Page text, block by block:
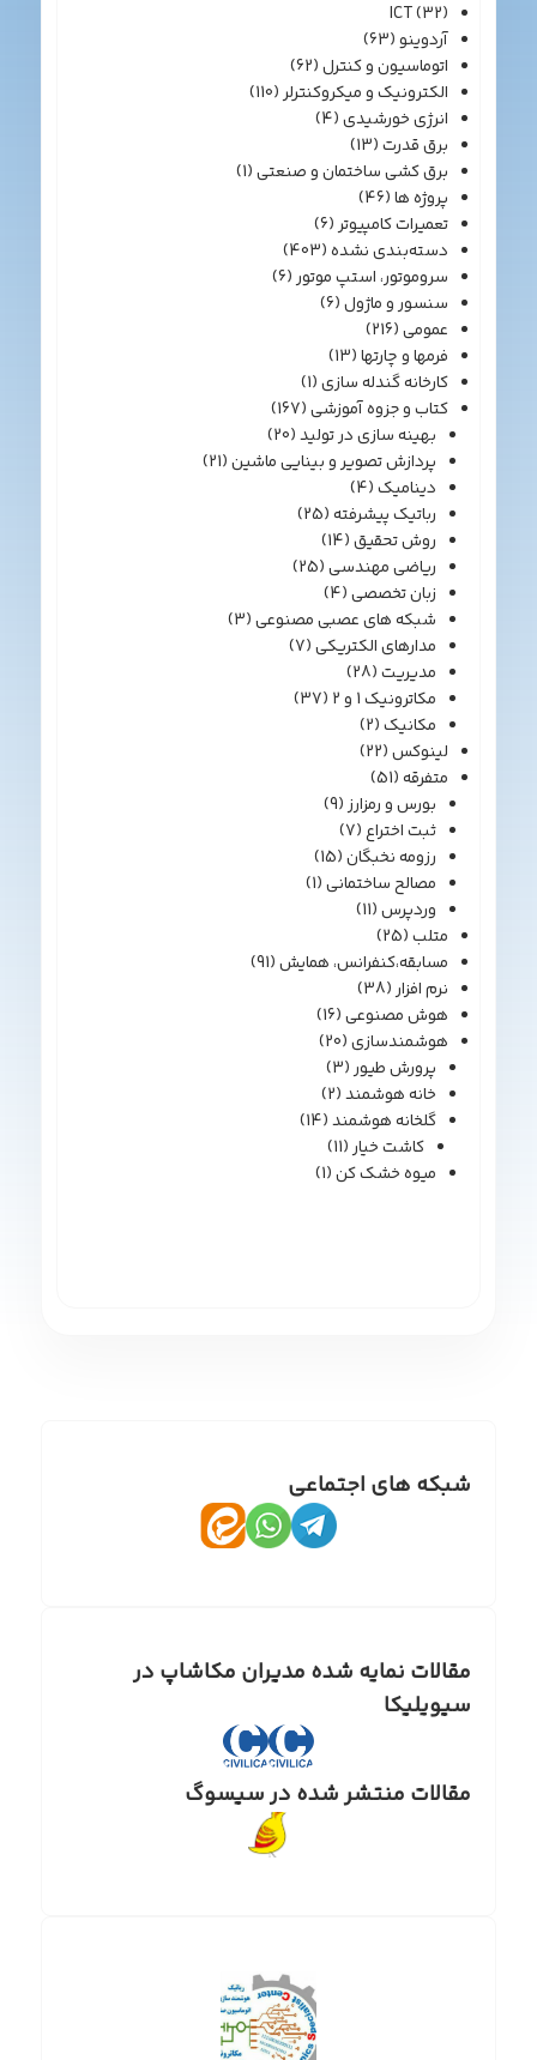
ICT(32)
آردوینو(63)
اتوماسیون و کنترل(62)
الکترونیک و میکروکنترلر(110)
انرژی خورشیدی(4)
برق قدرت(13)
برق کشی ساختمان و صنعتی(1)
پروژه ها(46)
تعمیرات کامپیوتر(6)
دسته‌بندی نشده(403)
سروموتور، استپ موتور(6)
سنسور و ماژول(6)
عمومی(216)
فرمها و چارتها(13)
کارخانه گندله سازی(1)
کتاب و جزوه آموزشی(167)
بهینه سازی در تولید(20)
پردازش تصویر و بینایی ماشین(21)
دینامیک(4)
رباتیک پیشرفته(25)
روش تحقیق(14)
ریاضی مهندسی(25)
زبان تخصصی(4)
شبکه های عصبی مصنوعی(3)
مدارهای الکتریکی(7)
مدیریت(28)
مکاترونیک 1 و 2
(37)
مکانیک(2)
لینوکس(22)
متفرقه(51)
بورس و رمزارز(9)
ثبت اختراع(7)
رزومه نخبگان(15)
مصالح ساختمانی(1)
وردپرس(11)
متلب(25)
مسابقه،کنفرانس، همایش(91)
نرم افزار(38)
هوش مصنوعی(16)
هوشمندسازی(20)
پرورش طیور(3)
خانه هوشمند(2)
گلخانه هوشمند(14)
کاشت خیار(11)
میوه خشک کن(1)
شبکه های اجتماعی
مقالات نمایه شده مدیران مکاشاپ در
سیویلیکا
مقالات منتشر شده در سیسوگ